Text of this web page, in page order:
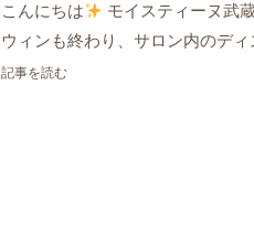
こんにちは モイスティーヌ武
ウィンも終わり、サロン内のデ
記事を読む